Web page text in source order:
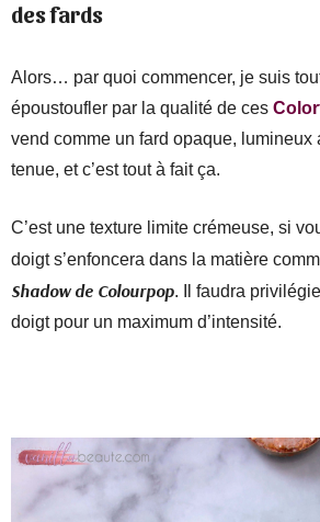
des fards
Alors… par quoi commencer, je suis
époustoufler par la qualité de ces
vend comme un fard opaque, lumineux
tenue, et c’est tout à fait ça.
C’est une texture limite crémeuse, si
doigt s’enfoncera dans la matière
Shadow de Colourpop. Il faudra
doigt pour un maximum d’intensité.